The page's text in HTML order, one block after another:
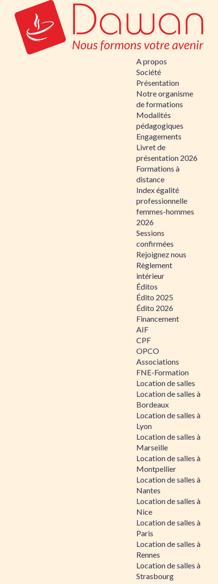
A propos
Société
Présentation
Notre organisme
de formations
Modalités
pédagogiques
Engagements
Livret de
présentation 2026
Formations à
distance
Index égalité
professionnelle
femmes-hommes
2026
Sessions
confirmées
Rejoignez nous
Règlement
intérieur
Éditos
Édito 2025
Édito 2026
Financement
AIF
CPF
OPCO
Associations
FNE-Formation
Location de salles
Location de salles à
Bordeaux
Location de salles à
Lyon
Location de salles à
Marseille
Location de salles à
Montpellier
Location de salles à
Nantes
Location de salles à
Nice
Location de salles à
Paris
Location de salles à
Rennes
Location de salles à
Strasbourg